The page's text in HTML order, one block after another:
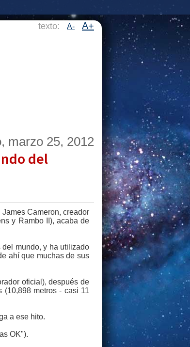
texto: A- A+
marzo 25, 2012
del
Cameron, creador
y Rambo II), acaba de
mundo, y ha utilizado
ahí que muchas de sus
oficial), después de
metros - casi 11
a ese hito.
OK").